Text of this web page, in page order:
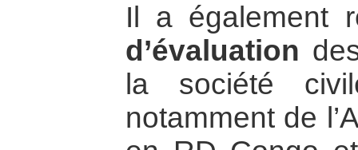
Il a également
d’évaluation
la société
notamment de